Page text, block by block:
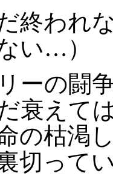
だ終われ
い…）
ーの闘
衰えて
の枯渇
切って